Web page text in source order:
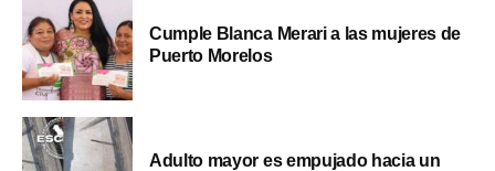
Cumple Blanca Merari a las mujeres de
Puerto Morelos
Adulto mayor es empujado hacia un